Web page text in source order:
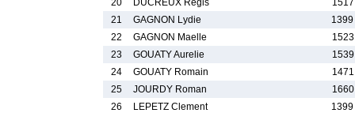
20
DUCREUX Regis
21
GAGNON Lydie
1399
22
GAGNON Maelle
23
GOUATY Aurelie
24
GOUATY Romain
25
JOURDY Roman
26
LEPETZ Clement
1399